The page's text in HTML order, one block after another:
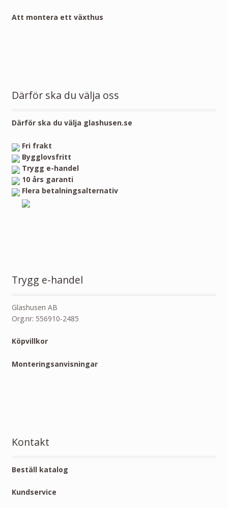
Att montera ett växthus
Därför ska du välja oss
Därför ska du välja glashusen.se
Fri frakt
Bygglovsfritt
Trygg e-handel
10 års garanti
Flera betalningsalternativ
Trygg e-handel
Glashusen AB
Org.nr: 556910-2485
Köpvillkor
Monteringsanvisningar
Kontakt
Beställ katalog
Kundservice